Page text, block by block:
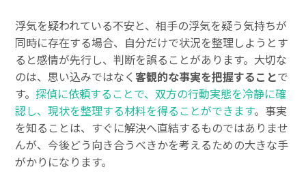
浮気を疑われている不安と、相手の浮気を疑う気持ちが
同時に存在する場合、自分だけで状況を整理しようとす
ると感情が先行し、判断を誤ることがあります。大切な
のは、思い込みではなく客観的な事実を把握することで
す。探偵に依頼することで、双方の行動実態を冷静に確
認し、現状を整理する材料を得ることができます。事実
を知ることは、すぐに解決へ直結するものではありませ
んが、今後どう向き合うべきかを考えるための大きな手
がかりになります。